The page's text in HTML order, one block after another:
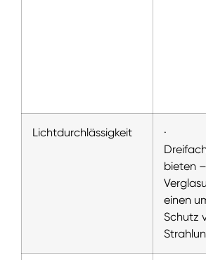
Lichtdurchlässigkeit
·
bieten
einen
Schutz